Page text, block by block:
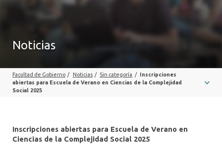
EXTENSIÓN
Noticias
Facultad de Gobierno / Noticias / Sin categoría /
Inscripciones
abiertas para Escuela de Verano en Ciencias de la Complejidad
Social 2025
Inscripciones abiertas para Escuela de Verano en
Ciencias de la Complejidad Social 2025